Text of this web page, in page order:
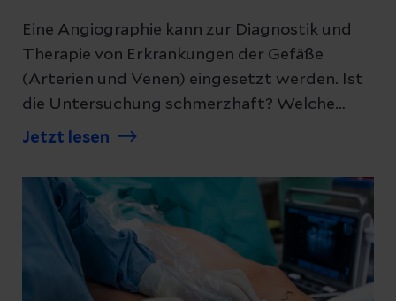
Eine Angiographie kann zur Diagnostik und
Therapie von Erkrankungen der Gefäße
(Arterien und Venen) eingesetzt werden. Ist
die Untersuchung schmerzhaft? Welche
Risiken gibt es? Und was passiert genau
Fragen.
Jetzt lesen